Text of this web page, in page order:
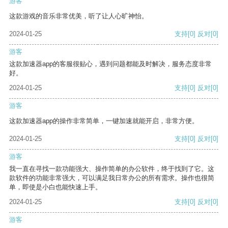
这款游戏的音乐非常优美，听了让人心旷神怡。
2024-01-25 支持[0] 反对[0]
游客
这款加速器app的客服很贴心，遇到问题都能及时解决，服务态度非常
好。
2024-01-25
支持[0] 反对[0]
游客
这款加速器app的操作非常简单，一键加速就能开启，非常方便。
2024-01-25 支持[0] 反对[0]
游客
我一直在寻找一款功能强大、操作简单的办公软件，终于找到了它。这
款软件的功能非常强大，可以满足我日常办公的所有需求。操作也很简
单，即使是小白也能快速上手。
2024-01-25
支持[0] 反对[0]
游客